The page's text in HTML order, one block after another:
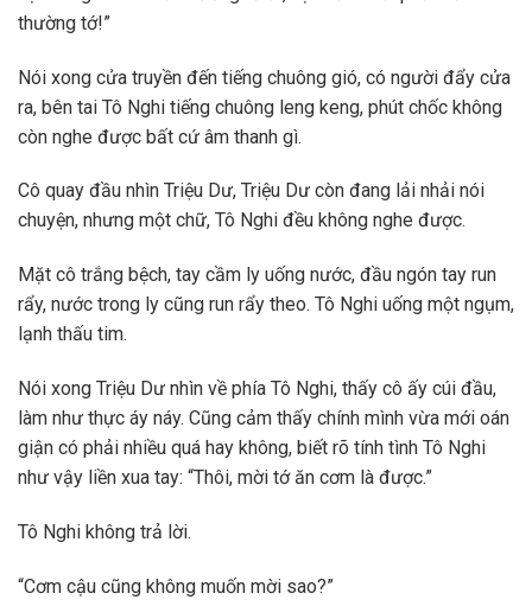
thường tớ!”
Nói xong cửa truyền đến tiếng chuông gió, có người đẩy cửa
ra, bên tai Tô Nghi tiếng chuông leng keng, phút chốc không
còn nghe được bất cứ âm thanh gì.
Cô quay đầu nhìn Triệu Dư, Triệu Dư còn đang lải nhải nói
chuyện, nhưng một chữ, Tô Nghi đều không nghe được.
Mặt cô trắng bệch, tay cầm ly uống nước, đầu ngón tay run
rẩy, nước trong ly cũng run rẩy theo. Tô Nghi uống một ngụm,
lạnh thấu tim.
Nói xong Triệu Dư nhìn về phía Tô Nghi, thấy cô ấy cúi đầu,
làm như thực áy náy. Cũng cảm thấy chính mình vừa mới oán
giận có phải nhiều quá hay không, biết rõ tính tình Tô Nghi
như vậy liền xua tay: “Thôi, mời tớ ăn cơm là được.”
Tô Nghi không trả lời.
“Cơm cậu cũng không muốn mời sao?”